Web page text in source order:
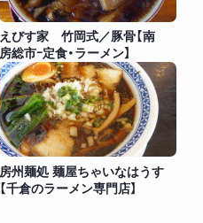
えびす家 竹岡式／豚骨【南
房総市ｰ定食・ラーメン】
房州麺処 麺屋ちゃいなはうす
【千倉のラーメン専門店】